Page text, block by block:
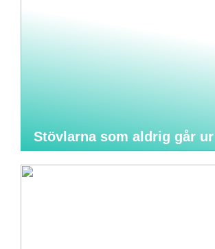
Stövlarna som aldrig går